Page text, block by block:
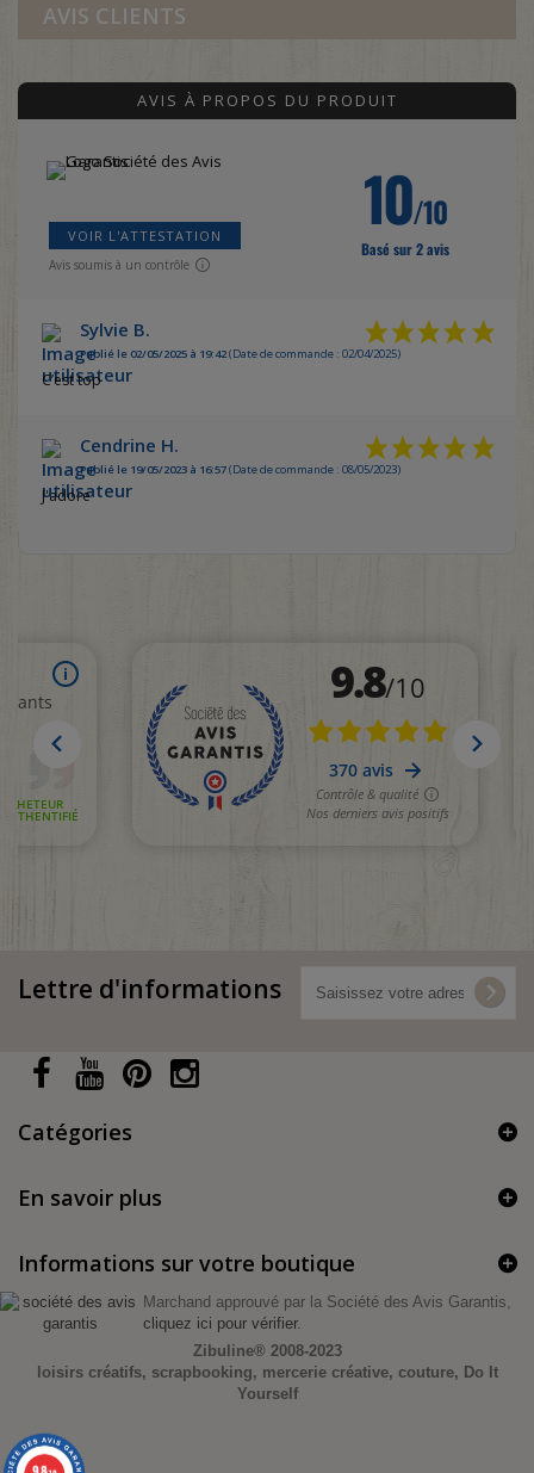
AVIS CLIENTS
AVIS À PROPOS DU PRODUIT
VOIR L'ATTESTATION
Avis soumis à un contrôle
10/10
Basé sur 2 avis
Sylvie B.
Publié le 02/05/2025 à 19:42(Date de commande : 02/04/2025)
C’est top
Cendrine H.
Publié le 19/05/2023 à 16:57(Date de commande : 08/05/2023)
J'adore
Lettre d'informations
Catégories
En savoir plus
Informations sur votre boutique
Marchand approuvé par la Société des Avis Garantis,
cliquez ici pour vérifier.
Zibuline® 2008-2023
loisirs créatifs, scrapbooking, mercerie créative, couture, Do It
Yourself